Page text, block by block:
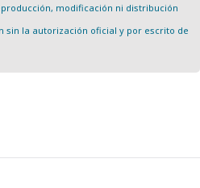
modificación ni distribución
sin la autorización oficial y por escrito de